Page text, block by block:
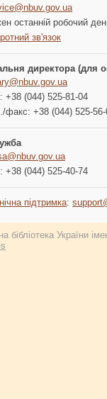
останній робочий
зв'язок
директора (для
+38 (044) 525-81-04
факс: +38 (044) 525-56-
+38 (044) 525-40-74
підтримка:
України